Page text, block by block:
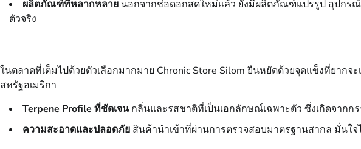
ผลิตภัณฑ์ที่หลากหลาย นอกจากช่อดอกสดใหม่แล้ว ยังมีผลิตภัณฑ์แปรรูป อุปกรณ์
ตัวจริง
ในตลาดที่เต็มไปด้วยตัวเลือกมากมาย Chronic Store Silom ยืนหยัดด้วยจุดแข็งที่ยาก
สหรัฐอเมริกา
Terpene Profile ที่ชัดเจนกลิ่นและรสชาติที่เป็นเอกลักษณ์เฉพาะตัว ซึ่งเกิดจากก
ความสะอาดและปลอดภัย สินค้านำเข้าที่ผ่านการตรวจสอบมาตรฐานสากล มั่นใ